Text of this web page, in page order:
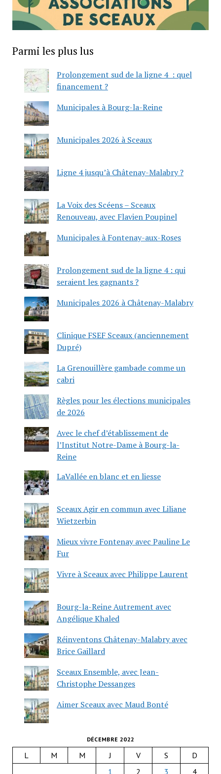
Parmi les plus lus
Prolongement sud de la ligne 4 : quel
financement ?
Municipales à Bourg-la-Reine
Municipales 2026 à Sceaux
Ligne 4 jusqu’à Châtenay-Malabry ?
La Voix des Scéens – Sceaux
Renouveau, avec Flavien Poupinel
Municipales à Fontenay-aux-Roses
Prolongement sud de la ligne 4 : qui
seraient les gagnants ?
Municipales 2026 à Châtenay-Malabry
Clinique FSEF Sceaux (anciennement
Dupré)
La Grenouillère gambade comme un
cabri
Règles pour les élections municipales
de 2026
Avec le chef d’établissement de
l’Institut Notre-Dame à Bourg-la-
Reine
LaVallée en blanc et en liesse
Sceaux Agir en commun avec Liliane
Wietzerbin
Mieux vivre Fontenay avec Pauline Le
Fur
Vivre à Sceaux avec Philippe Laurent
Bourg-la-Reine Autrement avec
Angélique Khaled
Réinventons Châtenay-Malabry avec
Brice Gaillard
Sceaux Ensemble, avec Jean-
Christophe Dessanges
Aimer Sceaux avec Maud Bonté
DÉCEMBRE 2022
L M M J V S
D
1
2 3 4